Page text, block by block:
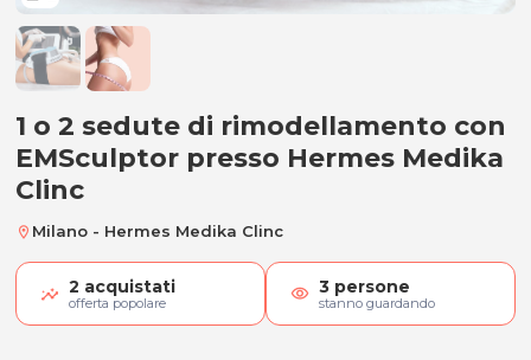
1 o 2 sedute di rimodellamento
1 o 2 sedute di rimodellamento con
EMSculptor presso Hermes Medika
Clinc
location_on Milano - Hermes Medika Clinc
2 acquistati
offerta popolare visibility 3 persone
stanno guardando